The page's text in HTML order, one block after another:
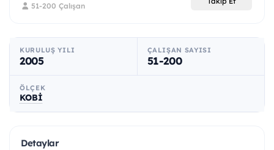
51-200 Çalışan
KURULUŞ YILI
2005
ÇALIŞAN SAYISI
51-200
ÖLÇEK
KOBİ
Detaylar